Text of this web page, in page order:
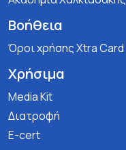
Βοήθεια
Όροι χρήσης Xtra Card
Χρήσιμα
Media Kit
Διατροφή
E-cert